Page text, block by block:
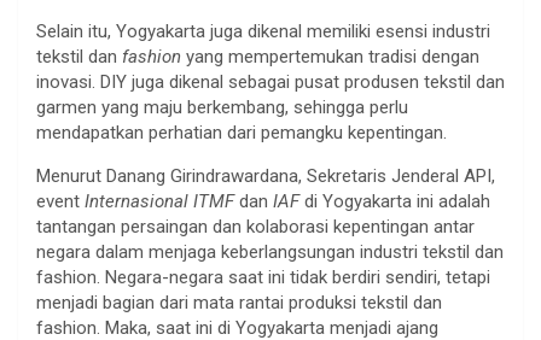
Selain itu, Yogyakarta juga dikenal memiliki esensi industri
tekstil dan fashion yang mempertemukan tradisi dengan
inovasi. DIY juga dikenal sebagai pusat produsen tekstil dan
garmen yang maju berkembang, sehingga perlu
mendapatkan perhatian dari pemangku kepentingan.
Menurut Danang Girindrawardana, Sekretaris Jenderal API,
event Internasional ITMFdan IAFdi Yogyakarta ini adalah
tantangan persaingan dan kolaborasi kepentingan antar
negara dalam menjaga keberlangsungan industri tekstil dan
fashion. Negara-negara saat ini tidak berdiri sendiri, tetapi
menjadi bagian dari mata rantai produksi tekstil dan
fashion. Maka, saat ini di Yogyakarta menjadi ajang